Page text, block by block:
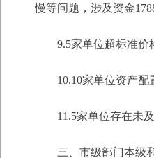
慢等问题，涉及资金
9.5家单位超标准价
10.10家单位资产
11.5家单位存在未
三、市级部门本级